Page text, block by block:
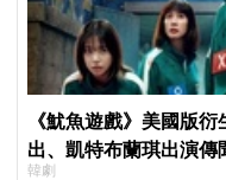
《魷魚遊戲》美國版
出、凱特布蘭琪出演傳
韓劇